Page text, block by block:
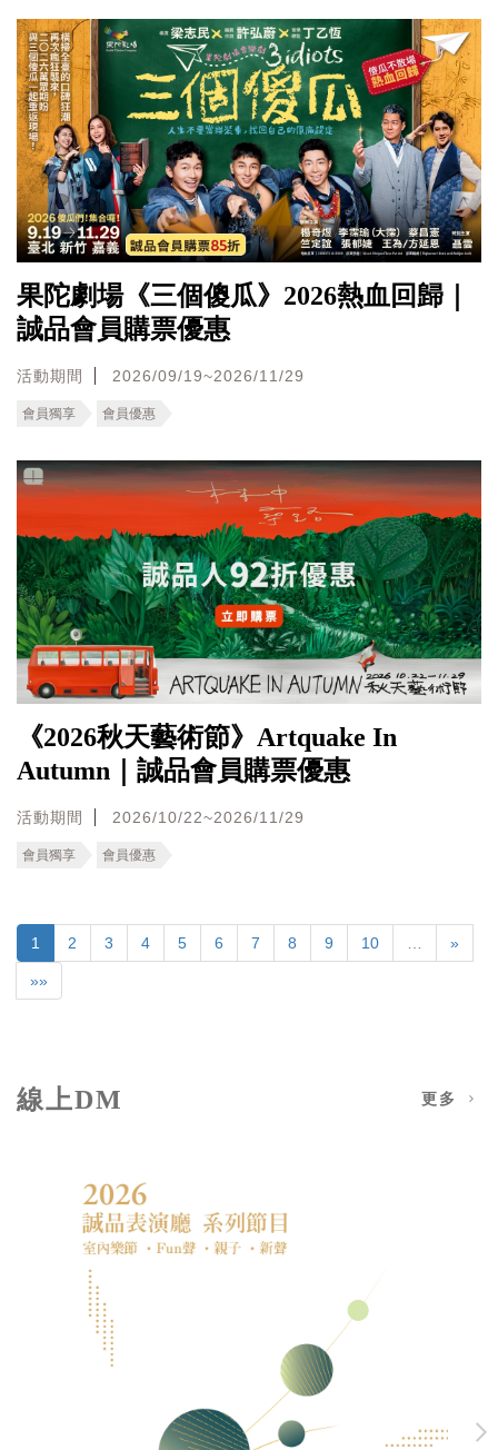
果陀劇場《三個傻瓜》2026熱血回歸｜
誠品會員購票優惠
活動期間 2026/09/19~2026/11/29
會員獨享 會員優惠
《2026秋天藝術節》Artquake In
Autumn｜誠品會員購票優惠
活動期間 2026/10/22~2026/11/29
會員獨享 會員優惠
1 2 3 4 5 6 7 8 9 10 »
»»
線上DM 更多